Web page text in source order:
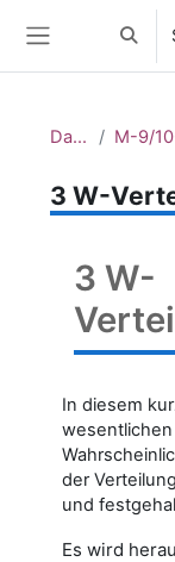
Website-
Dashboard
3 W-
3 W-
In diesem
der
und
Es wird